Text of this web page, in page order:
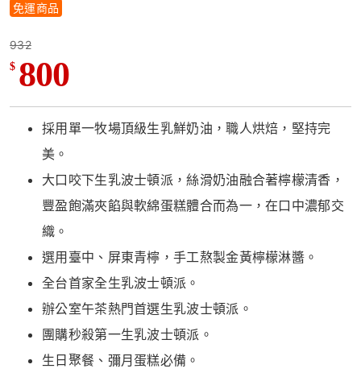
免運商品
932
$ 800
採用單一牧場頂級生乳鮮奶油，職人烘焙，堅持完
美。
大口咬下生乳波士頓派，絲滑奶油融合著檸檬清香，
豐盈飽滿夾餡與軟綿蛋糕體合而為一，在口中濃郁交
織。
選用臺中、屏東青檸，手工熬製金黃檸檬淋醬。
全台首家全生乳波士頓派。
辦公室午茶熱門首選生乳波士頓派。
團購秒殺第一生乳波士頓派。
生日聚餐、彌月蛋糕必備。